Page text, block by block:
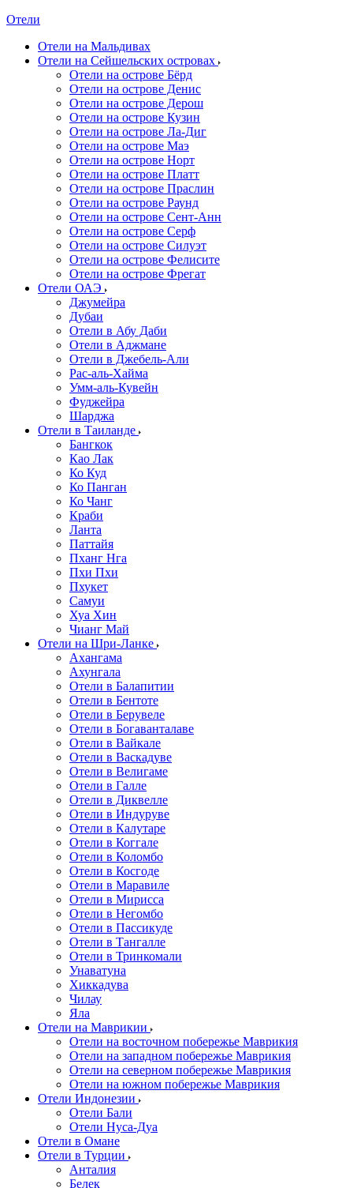
Отели
Отели на Мальдивах
Отели на Сейшельских островах
Отели на острове Бёрд
Отели на острове Денис
Отели на острове Дерош
Отели на острове Кузин
Отели на острове Ла-Диг
Отели на острове Маэ
Отели на острове Норт
Отели на острове Платт
Отели на острове Праслин
Отели на острове Раунд
Отели на острове Сент-Анн
Отели на острове Серф
Отели на острове Силуэт
Отели на острове Фелисите
Отели на острове Фрегат
Отели ОАЭ
Джумейра
Дубаи
Отели в Абу Даби
Отели в Аджмане
Отели в Джебель-Али
Рас-аль-Хайма
Умм-аль-Кувейн
Фуджейра
Шарджа
Отели в Таиланде
Бангкок
Као Лак
Ко Куд
Ко Панган
Ко Чанг
Краби
Ланта
Паттайя
Пханг Нга
Пхи Пхи
Пхукет
Самуи
Хуа Хин
Чианг Май
Отели на Шри-Ланке
Ахангама
Ахунгала
Отели в Балапитии
Отели в Бентоте
Отели в Берувеле
Отели в Богаванталаве
Отели в Вайкале
Отели в Васкадуве
Отели в Велигаме
Отели в Галле
Отели в Диквелле
Отели в Индуруве
Отели в Калутаре
Отели в Коггале
Отели в Коломбо
Отели в Косгоде
Отели в Маравиле
Отели в Мирисса
Отели в Негомбо
Отели в Пассикуде
Отели в Тангалле
Отели в Тринкомали
Унаватуна
Хиккадува
Чилау
Яла
Отели на Маврикии
Отели на восточном побережье Маврикия
Отели на западном побережье Маврикия
Отели на северном побережье Маврикия
Отели на южном побережье Маврикия
Отели Индонезии
Отели Бали
Отели Нуса-Дуа
Отели в Омане
Отели в Турции
Анталия
Белек